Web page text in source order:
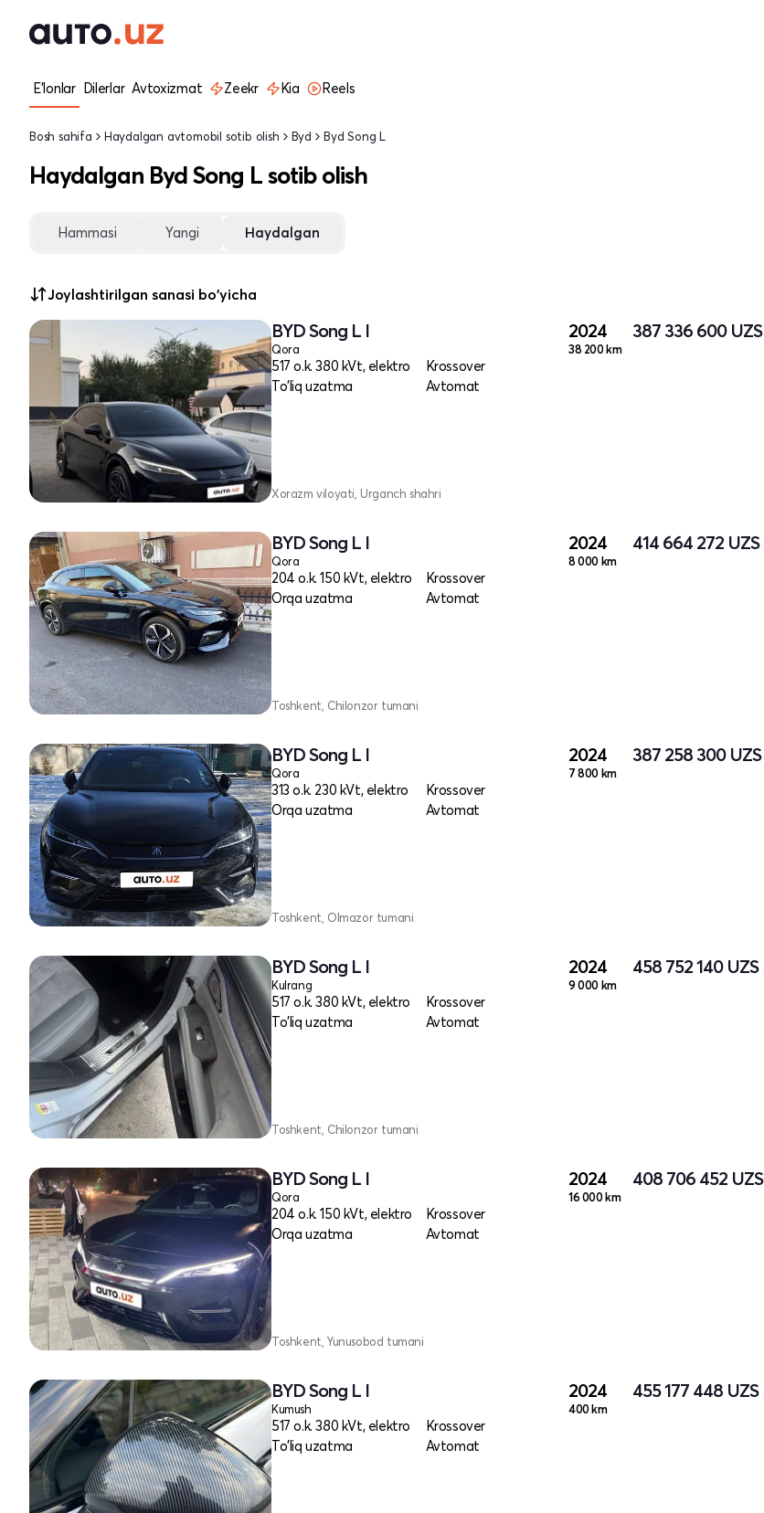
E'lonlar Dilerlar Avtoxizmat Zeekr Kia Reels
Bosh sahifa Haydalgan avtomobil sotib olish Byd Byd Song L
Haydalgan Byd Song L sotib olish
Hammasi Yangi Haydalgan
Joylashtirilgan sanasi bo'yicha
BYD Song L I
Qora
517 o.k. 380 kVt, elektro
Krossover
To'liq uzatma
Avtomat
2024
38 200 km
387 336 600 UZS
Xorazm viloyati, Urganch shahri
BYD Song L I
Qora
204 o.k. 150 kVt, elektro
Krossover
Orqa uzatma
Avtomat
2024
8 000 km
414 664 272 UZS
Toshkent, Chilonzor tumani
BYD Song L I
Qora
313 o.k. 230 kVt, elektro
Krossover
Orqa uzatma
Avtomat
2024
7 800 km
387 258 300 UZS
Toshkent, Olmazor tumani
BYD Song L I
Kulrang
517 o.k. 380 kVt, elektro
Krossover
To'liq uzatma
Avtomat
2024
9 000 km
458 752 140 UZS
Toshkent, Chilonzor tumani
BYD Song L I
Qora
204 o.k. 150 kVt, elektro
Krossover
Orqa uzatma
Avtomat
2024
16 000 km
408 706 452 UZS
Toshkent, Yunusobod tumani
BYD Song L I
Kumush
517 o.k. 380 kVt, elektro
Krossover
To'liq uzatma
Avtomat
2024
400 km
455 177 448 UZS